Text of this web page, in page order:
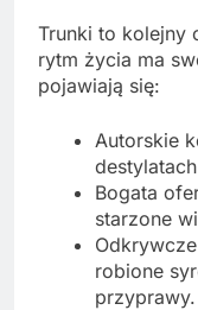
Trunki to kolejny
rytm życia ma
pojawiają się:
Autorskie
Bogata
starzone
robione
przyprawy.